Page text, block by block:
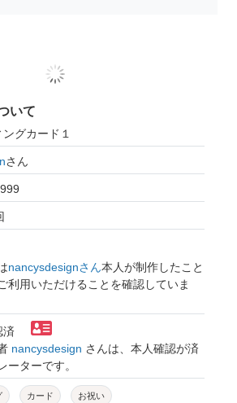
いて
グカード１
さん
nancysdesignさん本人が制作したこと
利用いただけることを確認していま
済
nancysdesign さんは、本人確認が済
ーターです。
カード お祝い